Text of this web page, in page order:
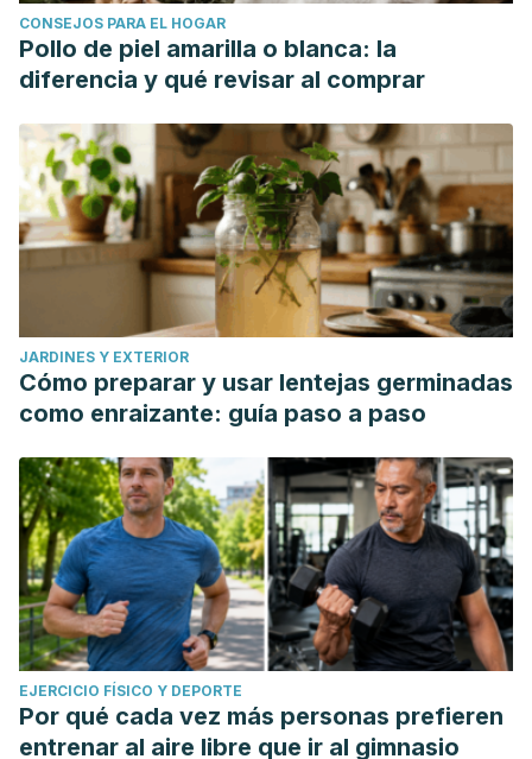
CONSEJOS PARA EL HOGAR
Pollo de piel amarilla o blanca: la
diferencia y qué revisar al comprar
JARDINES Y EXTERIOR
Cómo preparar y usar lentejas germinadas
como enraizante: guía paso a paso
EJERCICIO FÍSICO Y DEPORTE
Por qué cada vez más personas prefieren
entrenar al aire libre que ir al gimnasio